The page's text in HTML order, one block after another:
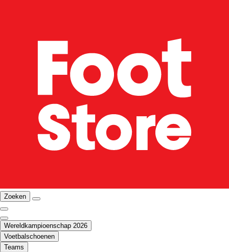
Zoeken
Wereldkampioenschap 2026
Voetbalschoenen
Teams